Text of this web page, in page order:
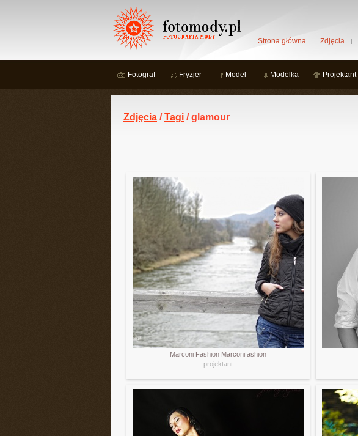
Strona główna Zdjęcia
Fotograf Fryzjer Model Modelka Projektant
Zdjęcia /Tagi / glamour
Marconi Fashion Marconifashion
projektant